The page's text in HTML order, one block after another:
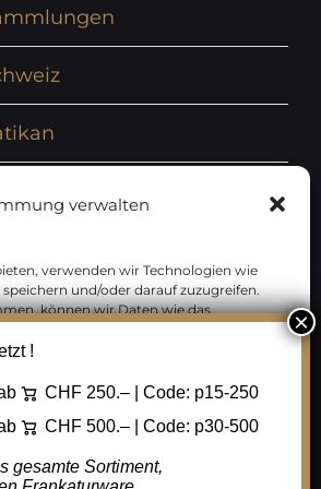
verwalten
verwenden wir Technologien wie
und/oder darauf zuzugreifen.
können wir Daten wie das
Website verarbeiten. Wenn Sie Ihre
können bestimmte Merkmale
Cookie Einstellungen
Österreich
Schweiz
!
CHF 250.– | Code: p15-250
CHF 500.– | Code: p30-500
gesamte Sortiment,